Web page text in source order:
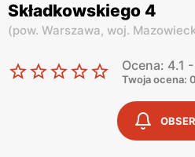
Składkowskiego 4
(pow. Warszawa, woj.
Ocena: 4.1
Twoja ocena: